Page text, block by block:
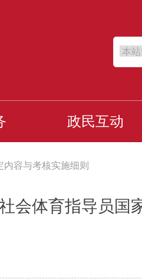
政民互动
内容与考核实施细则
会体育指导员国